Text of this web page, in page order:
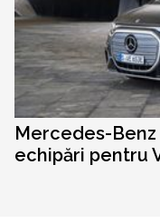
Mercedes-
echipări pentru